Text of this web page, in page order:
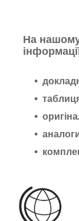
На